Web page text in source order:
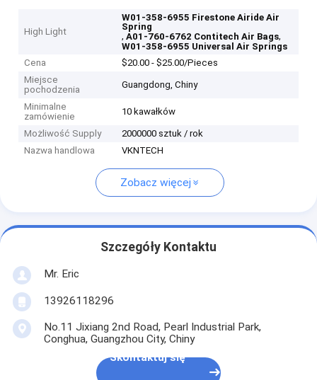
High Light
W01-358-6955 Firestone Airide Air
Spring
,A01-760-6762 Contitech Air Bags,
W01-358-6955 Universal Air Springs
Cena
$20.00 - $25.00/Pieces
Miejsce
pochodzenia
Guangdong, Chiny
Minimalne
zamówienie
10 kawałków
Możliwość Supply
2000000 sztuk / rok
Nazwa handlowa
VKNTECH
Zobacz więcej
Szczegóły Kontaktu
Mr. Eric
13926118296
No.11 Jixiang 2nd Road, Pearl Industrial Park,
Conghua, Guangzhou City, Chiny
Skontaktuj się